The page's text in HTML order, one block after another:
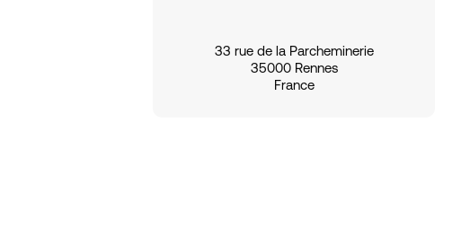
33 rue de la Parcheminerie
35000 Rennes
France